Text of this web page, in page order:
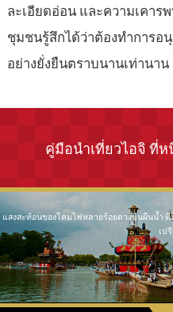
ละเอียดอ่อน และความเคา
ชุมชนรู้สึกได้ว่าต้องทำการอ
อย่างยั่งยืนตราบนานเท่านาน
คู่มือนำเที่ยวไอจิ ที่ห
แสงสะท้อนของโคมไฟหลายร้อยดวงบนผืนน้ำ
เป